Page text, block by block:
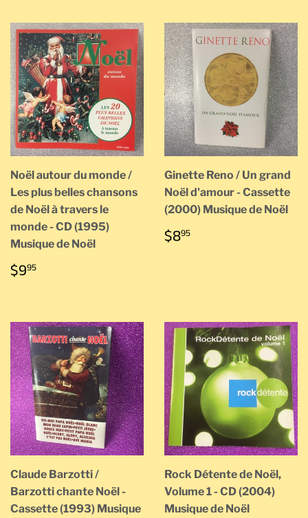
Noël autour du monde /
Les plus belles chansons
de Noël à travers le
monde - CD (1995)
Musique de Noël
PRIX
RÉGULIER
$995
Ginette Reno / Un grand
Noël d'amour - Cassette
(2000) Musique de Noël
PRIX
RÉGULIER
$895
Claude Barzotti /
Barzotti chante Noël -
Cassette (1993) Musique
Rock Détente de Noël,
Volume 1 - CD (2004)
Musique de Noël